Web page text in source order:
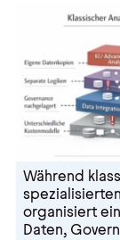
Während
organisiert
Daten,